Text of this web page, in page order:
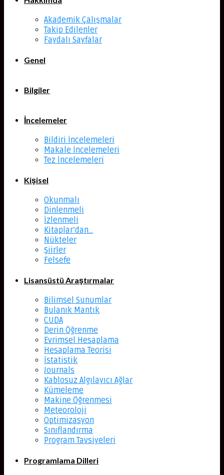
Akademik Çalışmalar
Takip Edilenler
Faydalı Sayfalar
Genel
Bilgiler
İncelemeler
Bildiri İncelemeleri
Makale İncelemeleri
Tez İncelemeleri
Kişisel
Okunmalı
Dinlenmeli
İzlenmeli
Kitaplar’dan…
Nükteler
Şiirler
Felsefe
Lisansüstü Araştırmalar
Bilimsel Sunumlar
Bulanık Mantık
CUDA
Derin Öğrenme
Evrimsel Hesaplama
Hesaplama Teorisi
İstatistik
Journals
Kablosuz Algılayıcı Ağlar
Kümeleme
Makine Öğrenmesi
Meteoroloji
Optimizasyon
Sınıflandırma
Program Tavsiyeleri
Programlama Dilleri